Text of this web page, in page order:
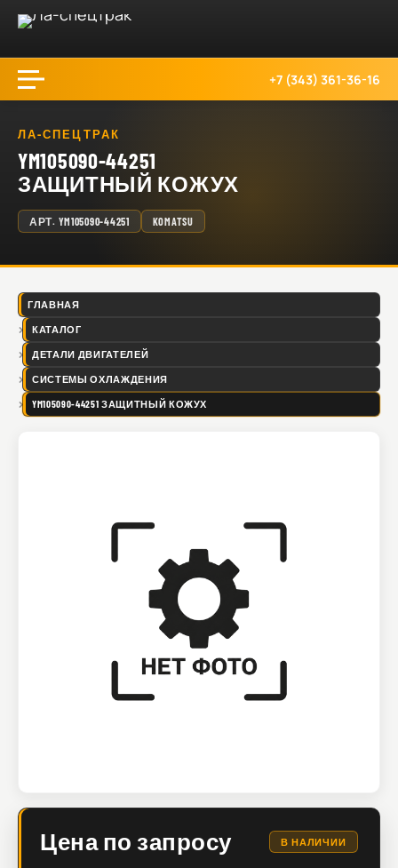
+7 (343) 361-36-16
ЛА-СПЕЦТРАК
YM105090-44251
ЗАЩИТНЫЙ КОЖУХ
АРТ. YM105090-44251 KOMATSU
ГЛАВНАЯ
КАТАЛОГ
ДЕТАЛИ ДВИГАТЕЛЕЙ
СИСТЕМЫ ОХЛАЖДЕНИЯ
YM105090-44251 ЗАЩИТНЫЙ КОЖУХ
Цена по запросу В НАЛИЧИИ